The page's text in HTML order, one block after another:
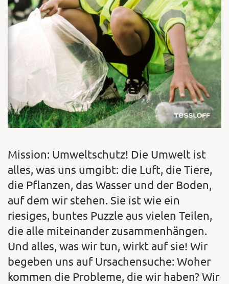
Mission: Umweltschutz! Die Umwelt ist
alles, was uns umgibt: die Luft, die Tiere,
die Pflanzen, das Wasser und der Boden,
auf dem wir stehen. Sie ist wie ein
riesiges, buntes Puzzle aus vielen Teilen,
die alle miteinander zusammenhängen.
Und alles, was wir tun, wirkt auf sie! Wir
begeben uns auf Ursachensuche: Woher
kommen die Probleme, die wir haben? Wir